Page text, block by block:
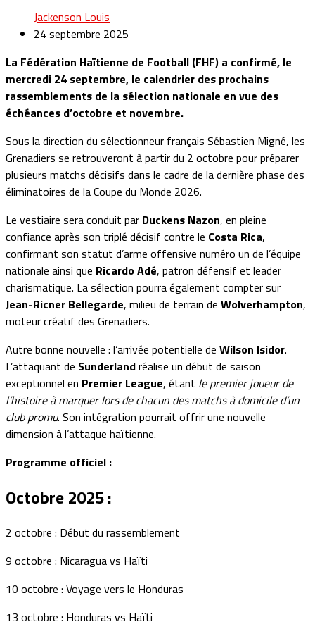
Jackenson Louis
24 septembre 2025
La Fédération Haïtienne de Football (FHF) a confirmé, le
mercredi 24 septembre, le calendrier des prochains
rassemblements de la sélection nationale en vue des
échéances d’octobre et novembre.
Sous la direction du sélectionneur français Sébastien Migné, les
Grenadiers se retrouveront à partir du 2 octobre pour préparer
plusieurs matchs décisifs dans le cadre de la dernière phase des
éliminatoires de la Coupe du Monde 2026.
Le vestiaire sera conduit par Duckens Nazon, en pleine
confiance après son triplé décisif contre le Costa Rica,
confirmant son statut d’arme offensive numéro un de l’équipe
nationale ainsi que Ricardo Adé, patron défensif et leader
charismatique. La sélection pourra également compter sur
Jean-Ricner Bellegarde, milieu de terrain de Wolverhampton,
moteur créatif des Grenadiers.
Autre bonne nouvelle : l’arrivée potentielle de Wilson Isidor.
L’attaquant de Sunderlandréalise un début de saison
exceptionnel en Premier League, étant le premier joueur de
l’histoire à marquer lors de chacun des matchs à domicile d’un
club promu. Son intégration pourrait offrir une nouvelle
dimension à l’attaque haïtienne.
Programme officiel :
Octobre 2025 :
2 octobre : Début du rassemblement
9 octobre : Nicaragua vs Haïti
10 octobre : Voyage vers le Honduras
13 octobre : Honduras vs Haïti